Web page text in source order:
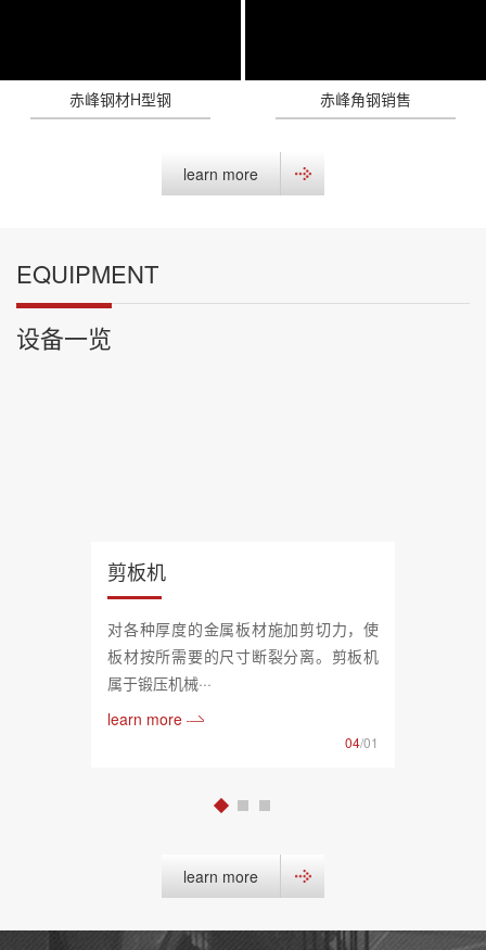
赤峰钢材H型钢 赤峰角钢销售
learn more
EQUIPMENT
设备一览
剪板机
对各种厚度的金属板材施加剪切力，使
板材按所需要的尺寸断裂分离。剪板机
属于锻压机械···
learn more
04/01
learn more